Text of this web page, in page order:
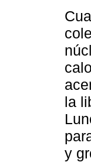
la
y